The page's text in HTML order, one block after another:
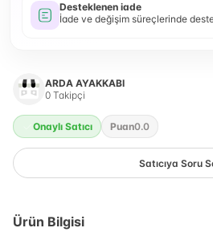
Desteklenen iade
İade ve değişim süreçlerinde
ARDA AYAKKABI
0 Takipçi
Onaylı Satıcı Puan0.0
Satıcıya Soru
Ürün Bilgisi